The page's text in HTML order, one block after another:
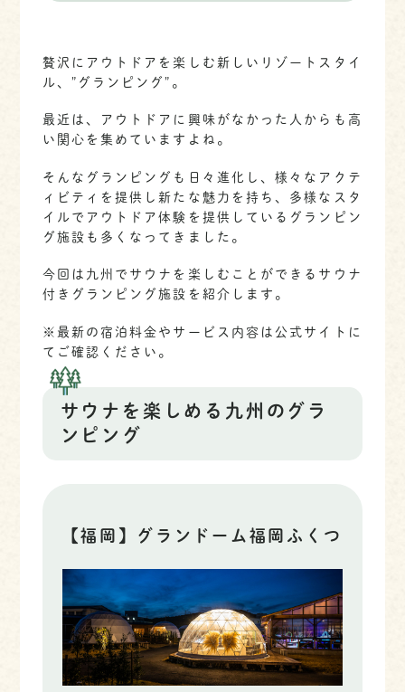
贅沢にアウトドアを楽しむ新しいリゾートスタイ
ル、”グランピング”。
最近は、アウトドアに興味がなかった人からも高
い関心を集めていますよね。
そんなグランピングも日々進化し、様々なアクテ
ィビティを提供し新たな魅力を持ち、多様なスタ
イルでアウトドア体験を提供しているグランピン
グ施設も多くなってきました。
今回は九州でサウナを楽しむことができるサウナ
付きグランピング施設を紹介します。
※最新の宿泊料金やサービス内容は公式サイトに
てご確認ください。
サウナを楽しめる九州のグラ
ンピング
【福岡】グランドーム福岡ふくつ